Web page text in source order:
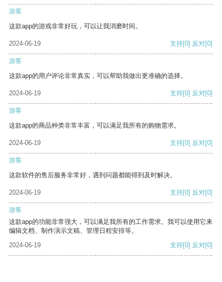
游客
这款app的游戏非常好玩，可以让我消磨时间。
2024-06-19 支持[0] 反对[0]
游客
这款app的用户评论非常真实，可以帮助我做出更准确的选择。
2024-06-19 支持[0] 反对[0]
游客
这款app的商品种类非常丰富，可以满足我所有的购物需求。
2024-06-19 支持[0] 反对[0]
游客
这款软件的售后服务非常好，遇到问题都能得到及时解决。
2024-06-19 支持[0] 反对[0]
游客
这款app的功能非常强大，可以满足我所有的工作需求。我可以使用它来
编辑文档、制作演示文稿、管理日程安排等。
2024-06-19
支持[0] 反对[0]